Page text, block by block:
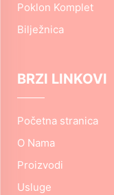
Poklon Komplet
Bilježnica
BRZI LINKOVI
Početna stranica
O Nama
Proizvodi
Usluge